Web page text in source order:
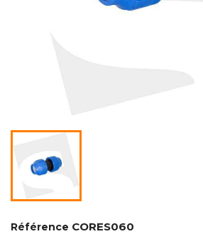
Référence CORES060